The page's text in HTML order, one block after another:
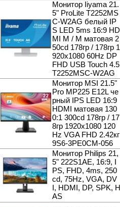
Монитор Iiyama 21.
5" ProLite T2252MS
C-W2AG белый IP
S LED 5ms 16:9 HD
MI M / M матовая 2
50cd 178гр / 178гр 1
920x1080 60Hz DP
FHD USB Touch 4.5
T2252MSC-W2AG
Монитор MSI 21.5"
Pro MP225 E12L че
рный IPS LED 16:9
HDMI матовая 130
0:1 300cd 178гр / 17
8гр 1920x1080 120
Hz VGA FHD 2.42кг
9S6-3PE0CM-056
Монитор Philips 21,
5" 222S1AE, 16:9, I
PS, FHD, 4ms, 250
cd, 75Hz, VGA, DV
I, HDMI, DP, SPK, H
AS